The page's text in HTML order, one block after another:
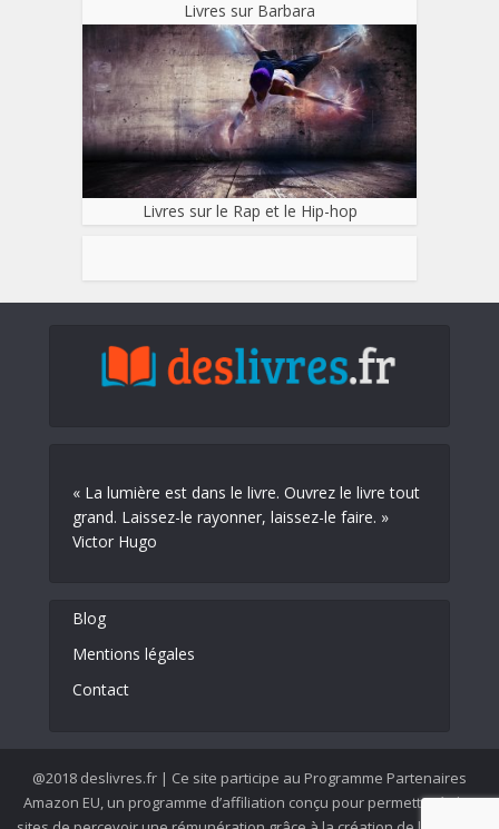
Livres sur Barbara
Livres sur le Rap et le Hip-hop
« La lumière est dans le livre. Ouvrez le livre tout
grand. Laissez-le rayonner, laissez-le faire. »
Victor Hugo
Blog
Mentions légales
Contact
@2018 deslivres.fr | Ce site participe au Programme Partenaires
Amazon EU, un programme d’affiliation conçu pour permettre à des